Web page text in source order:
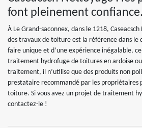
font pleinement confiance.
À Le Grand-saconnex, dans le 1218,
des travaux de toiture est la référence dans le
faire unique et d’une expérience inégalable,
traitement hydrofuge de toitures en ardoise
traitement, il n’utilise que des produits non
prestataire recommandé par les propriétaires
toiture. Si vous avez un projet de traitement
contactez-le !